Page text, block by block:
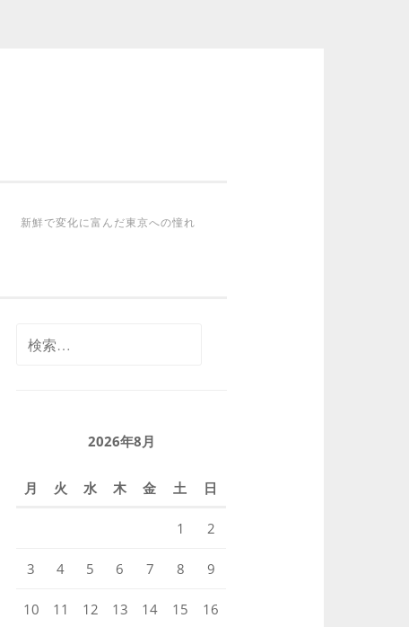
新鮮で変化に富んだ東京への憧れ
2026年8月
月 火 水 木 金 土 日
1 2
3 4 5 6 7 8 9
10 11 12 13 14 15 16